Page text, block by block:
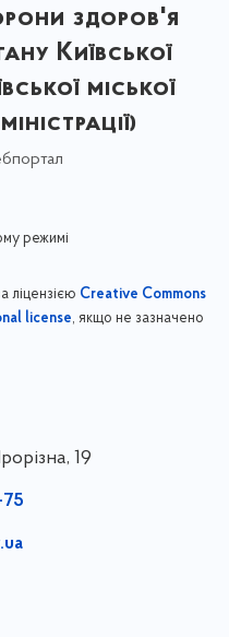
здоров'я
Київської
міської
режимі
ліцензією Creative Commons
license, якщо не зазначено
19